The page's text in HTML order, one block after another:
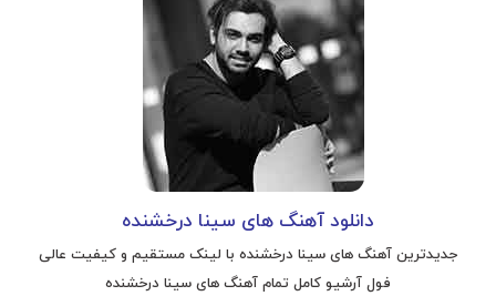
دانلود آهنگ های سینا درخشنده
جدیدترین آهنگ های سینا درخشنده با لینک مستقیم و کیفیت عالی
فول آرشیو کامل تمام آهنگ های سینا درخشنده